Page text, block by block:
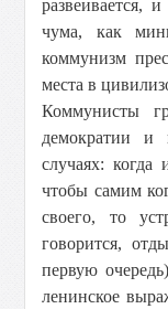
развеивается,
чума, как
коммунизм
места в
Коммунисты
демократии и
случаях:
чтобы самим
своего, то
говорится,
первую
ленинское